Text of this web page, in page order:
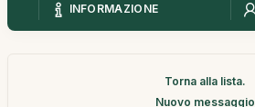
INFORMAZIONE
Torna alla lista.
Nuovo messaggio